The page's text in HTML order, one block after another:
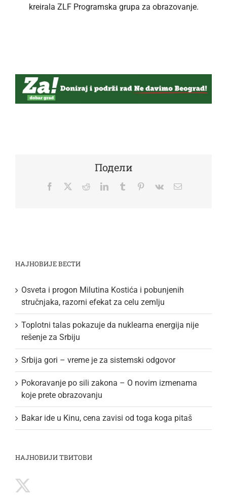
kreirala ZLF Programska grupa za obrazovanje.
Подели
Facebook
TwitterRedditLinkedInTumblr Pinterest
Vk Email
НАЈНОВИЈЕ ВЕСТИ
Osveta i progon Milutina Kostića i pobunjenih
stručnjaka, razorni efekat za celu zemlju
Toplotni talas pokazuje da nuklearna energija nije
rešenje za Srbiju
Srbija gori – vreme je za sistemski odgovor
Pokoravanje po sili zakona – O novim izmenama
koje prete obrazovanju
Bakar ide u Kinu, cena zavisi od toga koga pitaš
НАЈНОВИЈИ ТВИТОВИ